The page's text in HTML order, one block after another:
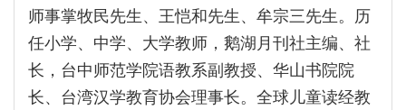
师事掌牧民先生、王恺和先生、牟宗三先生。历
任小学、中学、大学教师，鹅湖月刊社主编、社
长，台中师范学院语教系副教授、华山书院院
长、台湾汉学教育协会理事长。全球儿童读经教